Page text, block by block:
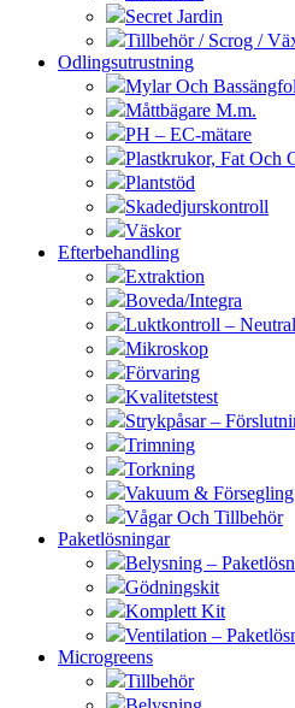
Secret Jardin
Tillbehör / Scrog /
Odlingsutrustning
Mylar Och
Måttbägare M.m.
PH – EC-mätare
Plastkrukor, Fat Och
Plantstöd
Skadedjurskontroll
Väskor
Efterbehandling
Extraktion
Boveda/Integra
Luktkontroll –
Mikroskop
Förvaring
Kvalitetstest
Strykpåsar –
Trimning
Torkning
Vakuum & Försegling
Vågar Och Tillbehör
Paketlösningar
Belysning –
Gödningskit
Komplett Kit
Ventilation –
Microgreens
Tillbehör